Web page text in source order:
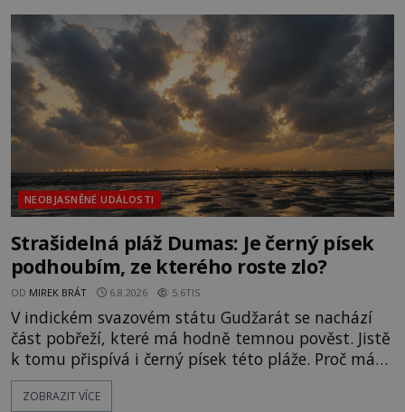
jen o nějaký optický klam, nebo se zde skutečně
právě vznáší mimozemská loď
NEOBJASNĚNÉ UDÁLOSTI
Strašidelná pláž Dumas: Je černý písek
podhoubím, ze kterého roste zlo?
OD MIREK BRÁT 6.8.2026 5.6TIS
V indickém svazovém státu Gudžarát se nachází
část pobřeží, které má hodně temnou pověst. Jistě
k tomu přispívá i černý písek této pláže. Proč má
pláž takové netypické zbarvení? Nakolik jsou
pravdivé historky, že zde došlo k nevysvětlitelným
ZOBRAZIT VÍCE